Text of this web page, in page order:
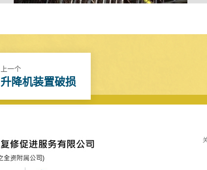
上一个
升降机装置破损